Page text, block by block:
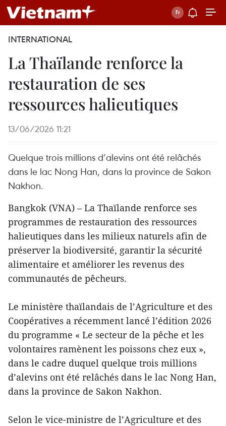
INTERNATIONAL
La Thaïlande renforce la
restauration de ses
ressources halieutiques
13/06/2026 11:21
Quelque trois millions d’alevins ont été relâchés
dans le lac Nong Han, dans la province de Sakon
Nakhon.
Bangkok (VNA) – La Thaïlande renforce ses
programmes de restauration des ressources
halieutiques dans les milieux naturels afin de
préserver la biodiversité, garantir la sécurité
alimentaire et améliorer les revenus des
communautés de pêcheurs.
Le ministère thaïlandais de l’Agriculture et des
Coopératives a récemment lancé l’édition 2026
du programme « Le secteur de la pêche et les
volontaires ramènent les poissons chez eux »,
dans le cadre duquel quelque trois millions
d’alevins ont été relâchés dans le lac Nong Han,
dans la province de Sakon Nakhon.
Selon le vice-ministre de l’Agriculture et des